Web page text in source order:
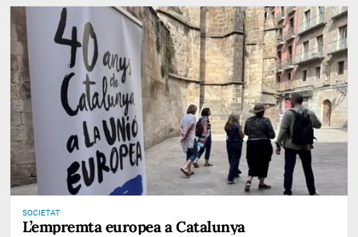
SOCIETAT
L’empremta europea a Catalunya